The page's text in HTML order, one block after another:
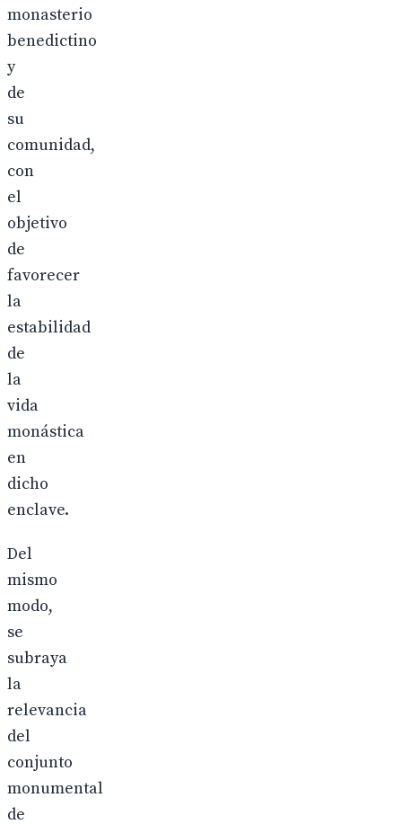
monasterio
benedictino
y
de
su
comunidad,
con
el
objetivo
de
favorecer
la
estabilidad
de
la
vida
monástica
en
dicho
enclave.
Del
mismo
modo,
se
subraya
la
relevancia
del
conjunto
monumental
de